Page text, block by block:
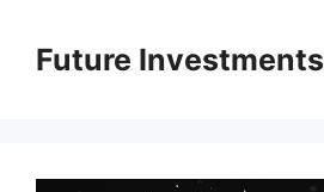
вмістуFuture Investments